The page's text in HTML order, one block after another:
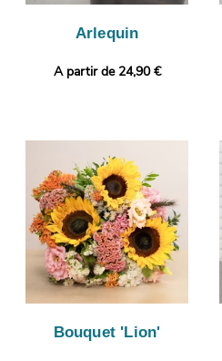
Arlequin
A partir de 24,90 €
Bouquet 'Lion'